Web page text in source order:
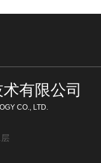
有限公司
CO., LTD.